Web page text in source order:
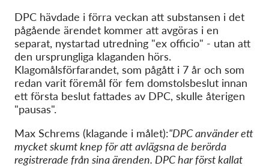
DPC hävdade i förra veckan att substansen i det
pågående ärendet kommer att avgöras i en
separat, nystartad utredning "ex officio" - utan att
den ursprungliga klaganden hörs.
Klagomålsförfarandet, som pågått i 7 år och som
redan varit föremål för fem domstolsbeslut innan
ett första beslut fattades av DPC, skulle återigen
"pausas".
Max Schrems (klagande i målet):"DPC använder ett
mycket skumt knep för att avlägsna de berörda
registrerade från sina ärenden. DPC har först kallat